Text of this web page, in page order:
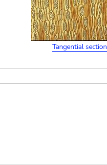
Tangential section